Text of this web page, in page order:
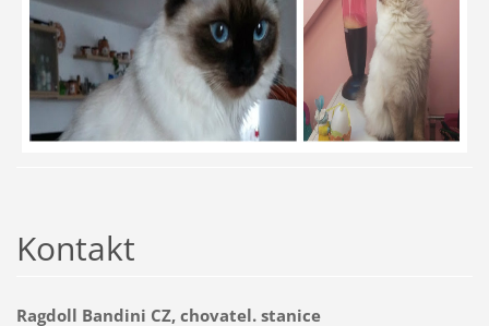
Kontakt
Ragdoll Bandini CZ, chovatel. stanice